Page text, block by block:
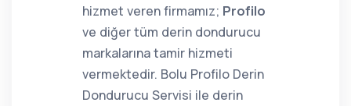
hizmet veren firmamız; Profilo
ve diğer tüm derin dondurucu
markalarına tamir hizmeti
vermektedir. Bolu Profilo Derin
Dondurucu Servisi ile derin